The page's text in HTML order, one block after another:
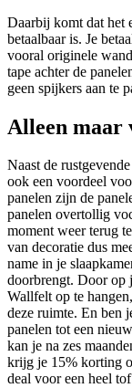
Daarbij komt dat het
betaalbaar is. Je
vooral originele
tape achter de
geen spijkers aan te
Alleen maar
Naast de
ook een voordeel
panelen zijn de
panelen overtollig
moment weer terug
van decoratie dus
name in je
doorbrengt. Door op
Wallfelt op te
deze ruimte. En ben
panelen tot een
kan je na zes
krijg je 15% korting
deal voor een heel